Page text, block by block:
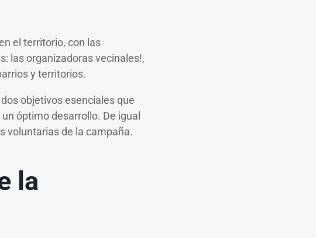
el territorio, con las
las organizadoras vecinales!,
y territorios.
objetivos esenciales que
óptimo desarrollo. De igual
voluntarias de la campaña.
la